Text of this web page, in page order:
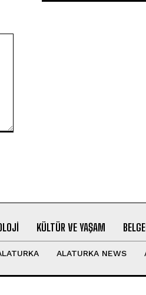
KÜLTÜR VE YAŞAM
ALATURKA NEWS